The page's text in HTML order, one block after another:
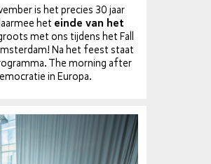
is het precies 30 jaar
het einde van het
met ons tijdens het Fall
Na het feest staat
The morning after
in Europa.